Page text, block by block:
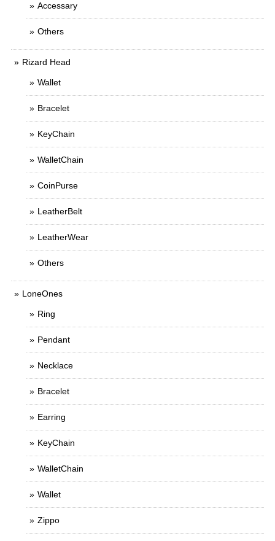
Accessary
Others
Rizard Head
Wallet
Bracelet
KeyChain
WalletChain
CoinPurse
LeatherBelt
LeatherWear
Others
LoneOnes
Ring
Pendant
Necklace
Bracelet
Earring
KeyChain
WalletChain
Wallet
Zippo